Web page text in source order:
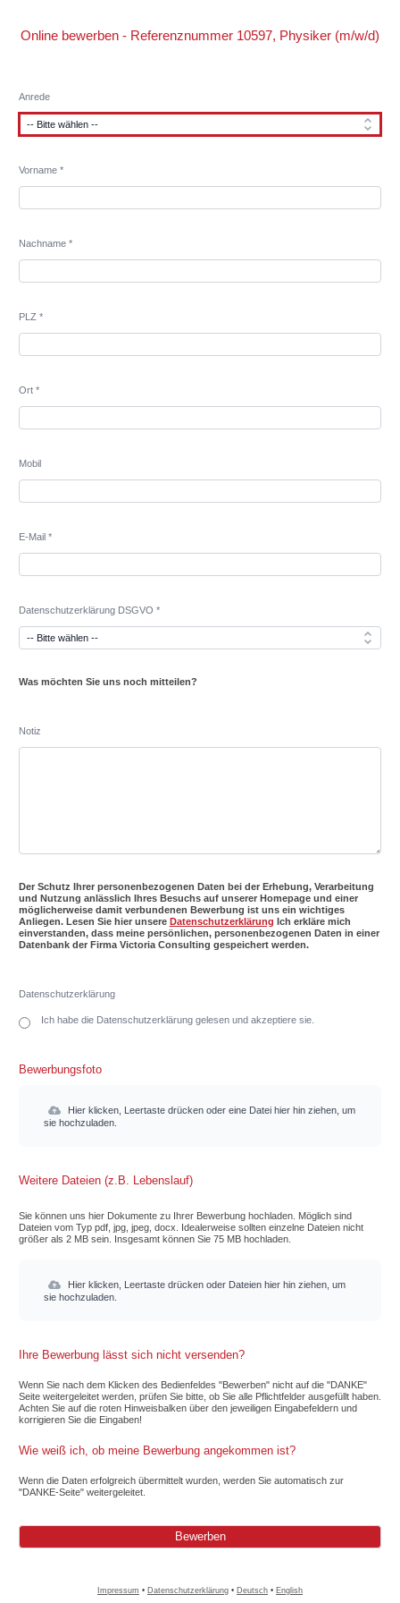
Online bewerben - Referenznummer 10597, Physiker (m/w/d)
Anrede
Vorname *
Nachname *
PLZ *
Ort *
Mobil
E-Mail *
Datenschutzerklärung DSGVO *
Was möchten Sie uns noch mitteilen?
Notiz
Der Schutz Ihrer personenbezogenen Daten bei der Erhebung, Verarbeitung
und Nutzung anlässlich Ihres Besuchs auf unserer Homepage und einer
möglicherweise damit verbundenen Bewerbung ist uns ein wichtiges
Anliegen. Lesen Sie hier unsere Datenschutzerklärung Ich erkläre mich
einverstanden, dass meine persönlichen, personenbezogenen Daten in einer
Datenbank der Firma Victoria Consulting gespeichert werden.
Datenschutzerklärung
Ich habe die Datenschutzerklärung gelesen und akzeptiere sie.
Bewerbungsfoto
Hier klicken, Leertaste drücken oder eine Datei hier hin ziehen, um
sie hochzuladen.
Weitere Dateien (z.B. Lebenslauf)
Sie können uns hier Dokumente zu Ihrer Bewerbung hochladen. Möglich sind
Dateien vom Typ pdf, jpg, jpeg, docx. Idealerweise sollten einzelne Dateien nicht
größer als 2 MB sein. Insgesamt können Sie 75 MB hochladen.
Hier klicken, Leertaste drücken oder Dateien hier hin ziehen, um
sie hochzuladen.
Ihre Bewerbung lässt sich nicht versenden?
Wenn Sie nach dem Klicken des Bedienfeldes "Bewerben" nicht auf die "DANKE"
Seite weitergeleitet werden, prüfen Sie bitte, ob Sie alle Pflichtfelder ausgefüllt haben.
Achten Sie auf die roten Hinweisbalken über den jeweiligen Eingabefeldern und
korrigieren Sie die Eingaben!
Wie weiß ich, ob meine Bewerbung angekommen ist?
Wenn die Daten erfolgreich übermittelt wurden, werden Sie automatisch zur
"DANKE-Seite" weitergeleitet.
Impressum • Datenschutzerklärung • Deutsch • English